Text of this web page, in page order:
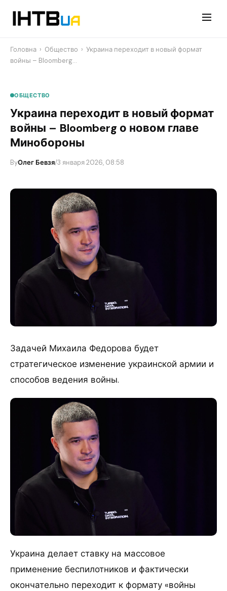
Головна › Общество › Украина переходит в новый формат
войны – Bloomberg…
ОБЩЕСТВО
Украина переходит в новый формат
войны – Bloomberg о новом главе
Минобороны
ByОлег Бевзя/3 января 2026, 08:58
Задачей Михаила Федорова будет
стратегическое изменение украинской армии и
способов ведения войны.
Украина делает ставку на массовое
применение беспилотников и фактически
окончательно переходит к формату «войны